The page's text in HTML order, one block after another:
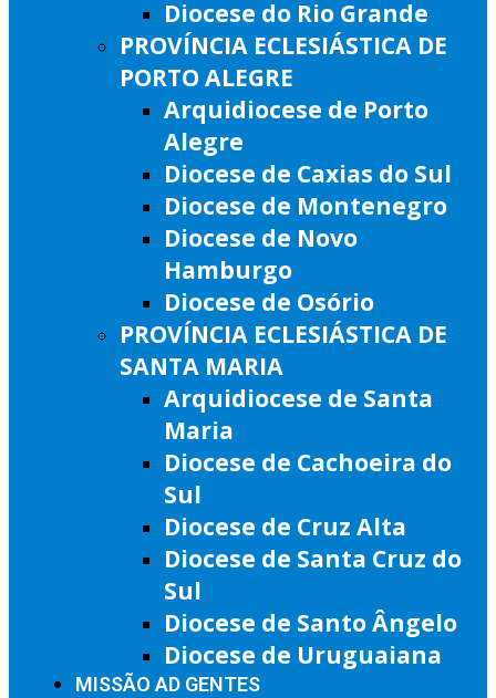
Diocese do Rio Grande
PROVÍNCIA ECLESIÁSTICA DE
PORTO ALEGRE
Arquidiocese de Porto
Alegre
Diocese de Caxias do Sul
Diocese de Montenegro
Diocese de Novo
Hamburgo
Diocese de Osório
PROVÍNCIA ECLESIÁSTICA DE
SANTA MARIA
Arquidiocese de Santa
Maria
Diocese de Cachoeira do
Sul
Diocese de Cruz Alta
Diocese de Santa Cruz do
Sul
Diocese de Santo Ângelo
Diocese de Uruguaiana
MISSÃO AD GENTES